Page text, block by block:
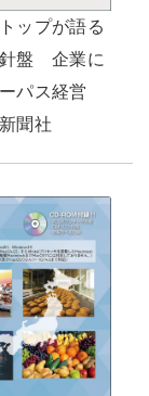
ップが語る
盤 企業に
パス経営
聞社